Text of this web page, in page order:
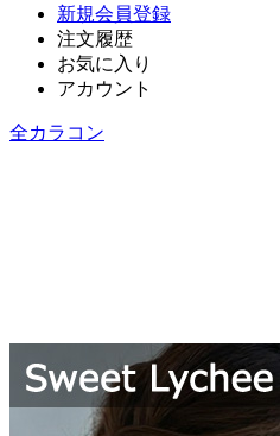
新規会員登録
注文履歴
お気に入り
アカウント
全カラコン